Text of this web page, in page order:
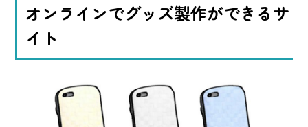
オンラインでグッズ製作ができるサ
イト